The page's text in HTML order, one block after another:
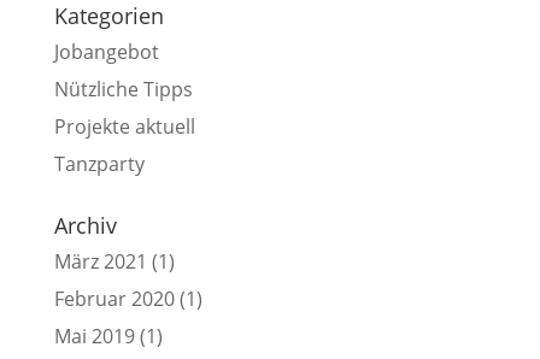
Kategorien
Jobangebot
Nützliche Tipps
Projekte aktuell
Tanzparty
Archiv
März 2021 (1)
Februar 2020(1)
Mai 2019(1)